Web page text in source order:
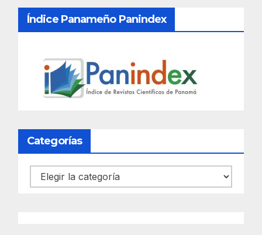
Índice Panameño Panindex
Categorías
Categorías